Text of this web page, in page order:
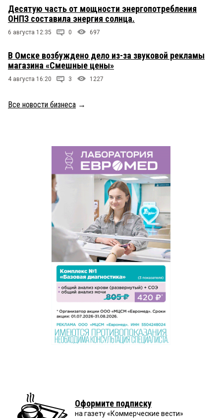
Десятую часть от мощности энергопотребления
ОНПЗ составила энергия солнца.
6 августа 12:35 0 697
В Омске возбуждено дело из-за звуковой рекламы
магазина «Смешные цены»
4 августа 16:20 3 1227
Все новости бизнеса →
Оформите подписку
на газету «Коммерческие вести»